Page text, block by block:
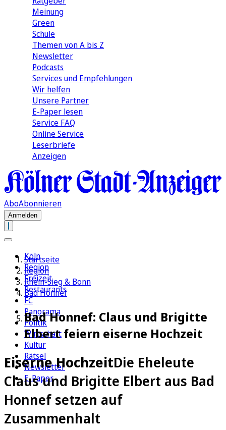
Meinung
Green
Schule
Themen von A bis Z
Newsletter
Podcasts
Services und Empfehlungen
Wir helfen
Unsere Partner
E-Paper lesen
Service FAQ
Online Service
Leserbriefe
Anzeigen
AboAbonnieren
Anmelden
Köln
Region
Freizeit
Restaurants
FC
Panorama
Politik
Wirtschaft
Kultur
Rätsel
Newsletter
E-Paper
Startseite
Region
Rhein-Sieg & Bonn
Bad Honnef
Bad Honnef: Claus und Brigitte
Elbert feiern eiserne Hochzeit
Eiserne HochzeitDie Eheleute
Claus und Brigitte Elbert aus Bad
Honnef setzen auf
Zusammenhalt